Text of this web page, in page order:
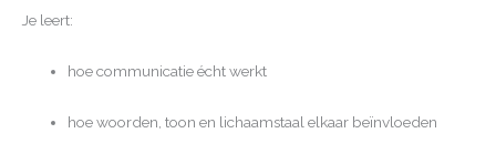
Je leert:
hoe communicatie écht werkt
hoe woorden, toon en lichaamstaal elkaar beïnvloeden